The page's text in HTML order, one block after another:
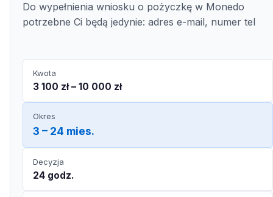
Do wypełnienia wniosku o pożyczkę w Monedo
potrzebne Ci będą jedynie: adres e-mail, numer tel
Kwota
3 100 zł – 10 000 zł
Okres
3 – 24 mies.
Decyzja
24 godz.